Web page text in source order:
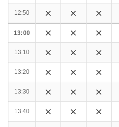
12:50
13:00
13:10
13:20
13:30
13:40